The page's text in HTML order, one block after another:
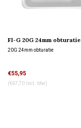
FI-G 20G 24mm obturatie
20G 24mm obturatie
€55,95
(€67,70 Incl. btw)